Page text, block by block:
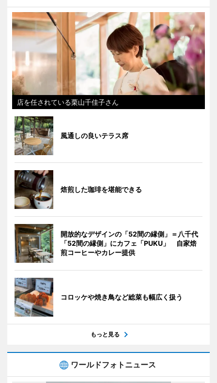
店を任されている栗山千佳子さん
風通しの良いテラス席
焙煎した珈琲を堪能できる
開放的なデザインの「52間の縁側」＝八千代
「52間の縁側」にカフェ「PUKU」 自家焙
煎コーヒーやカレー提供
コロッケや焼き鳥など総菜も幅広く扱う
もっと見る
ワールドフォトニュース